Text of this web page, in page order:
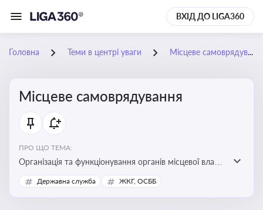
ВХІД ДО LIGA360
Головна Теми в центрі уваги Місцеве самоврядування
Місцеве самоврядування
ПРО ЩО ТЕМА:
Організація та функціонування органів місцевої влади,
які приймають рішення та здійснюють управлінські
функції на рівні місцевих громад (міст, сіл, селищ)
Державна служба ЖКГ, ОСББ